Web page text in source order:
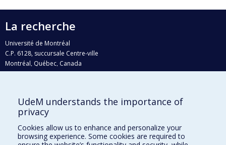
La recherche
Université de Montréal
C.P. 6128, succursale Centre-ville
Montréal, Québec, Canada
H3C 3J7
Qui fait quoi?
Nous trouver
Plan du site
UdeM understands the importance of
privacy
Cookies allow us to enhance and personalize your
browsing experience. Some cookies are required to